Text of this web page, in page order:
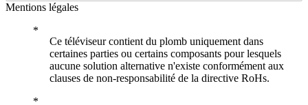
Mentions légales
Ce téléviseur contient du plomb uniquement dans
certaines parties ou certains composants pour lesquels
aucune solution alternative n'existe conformément aux
clauses de non-responsabilité de la directive RoHs.